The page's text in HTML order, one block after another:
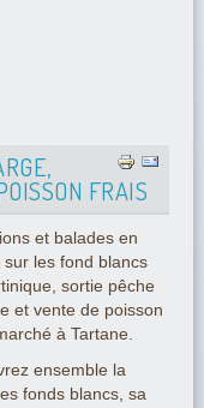
FRAIS
et balades en
sur les fond blancs
sortie pêche
et vente de poisson
à Tartane.
ensemble la
fonds blancs, sa